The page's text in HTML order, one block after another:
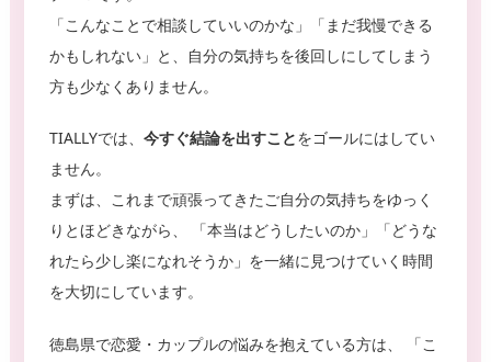
「こんなことで相談していいのかな」「まだ我慢できる
かもしれない」と、自分の気持ちを後回しにしてしまう
方も少なくありません。
TIALLYでは、 今すぐ結論を出すことをゴールにはしてい
ません。
まずは、これまで頑張ってきたご自分の気持ちをゆっく
りとほどきながら、 「本当はどうしたいのか」「どうな
れたら少し楽になれそうか」を一緒に見つけていく時間
を大切にしています。
徳島県で恋愛・カップルの悩みを抱えている方は、 「こ